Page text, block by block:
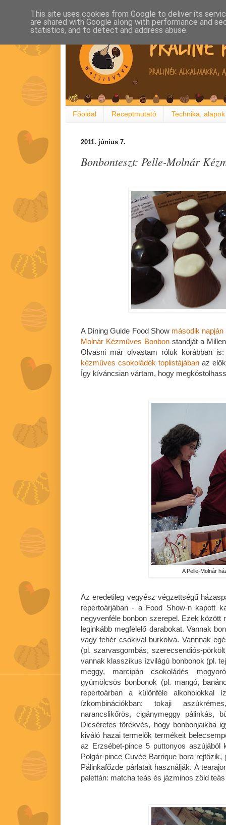
Főoldal Receptmutató Technika, alapok
2011. június 7.
Bonbonteszt: Pelle-Molnár
A Dining Guide Food Show második napján
Molnár Kézműves Bonbon standját a
Olvasni már olvastam róluk korábban
kézműves csokoládék toplistájában az
Így kíváncsian vártam, hogy
A Pelle-Molnár
Az eredetileg vegyész végzettségű
repertoárjában - a Food Show-n kapott
negyvenféle bonbon szerepel. Ezek között
leginkább megfelelő darabokat. Vannak
vagy fehér csokival burkolva. Vannnak
(pl. szarvasgombás, szerecsendiós-
vannak klasszikus ízvilágú bonbonok (pl.
meggy, marcipán csokoládés
gyümölcsös bonbonok (pl. mangó,
repertoárban a különféle alkoholokkal
ízkombinációkban: tokaji
narancslikőrös, cigánymeggy pálinkás,
Dicséretes törekvés, hogy bonbonjaikba
kiváló hazai termelők termékeit
az Erzsébet-pince 5 puttonyos aszújából
Polgár-pince Cuvée Barrique bora
Pálinkafőzde párlatait használják. A
palettán: matcha teás és jázminos zöld
This site uses cookies from Google to deliver its
are shared with Google along with performance and
statistics, and to detect and address abuse.